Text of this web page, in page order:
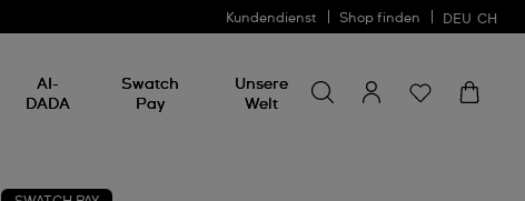
Kundendienst Shop finden DEU CH
AI-
DADA
Swatch
Pay
Unsere
Welt
etwas
suchen